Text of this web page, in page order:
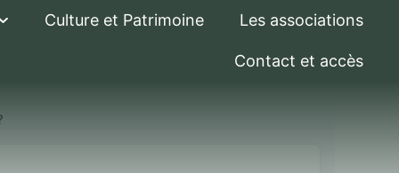
Culture et Patrimoine Les associations
Contact et accès